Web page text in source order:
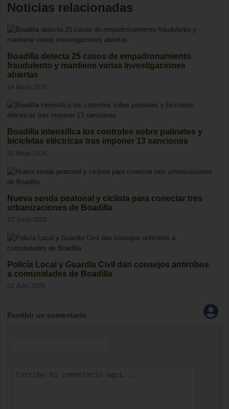
Noticias relacionadas
Boadilla detecta 25 casos de empadronamiento
fraudulento y mantiene varias investigaciones
abiertas
14 Mayo 2026
Boadilla intensifica los controles sobre patinetes y
bicicletas eléctricas tras imponer 13 sanciones
20 Mayo 2026
Nueva senda peatonal y ciclista para conectar tres
urbanizaciones de Boadilla
12 Junio 2026
Policía Local y Guardia Civil dan consejos antirobos
a comunidades de Boadilla
01 Julio 2026
Escribir un comentario